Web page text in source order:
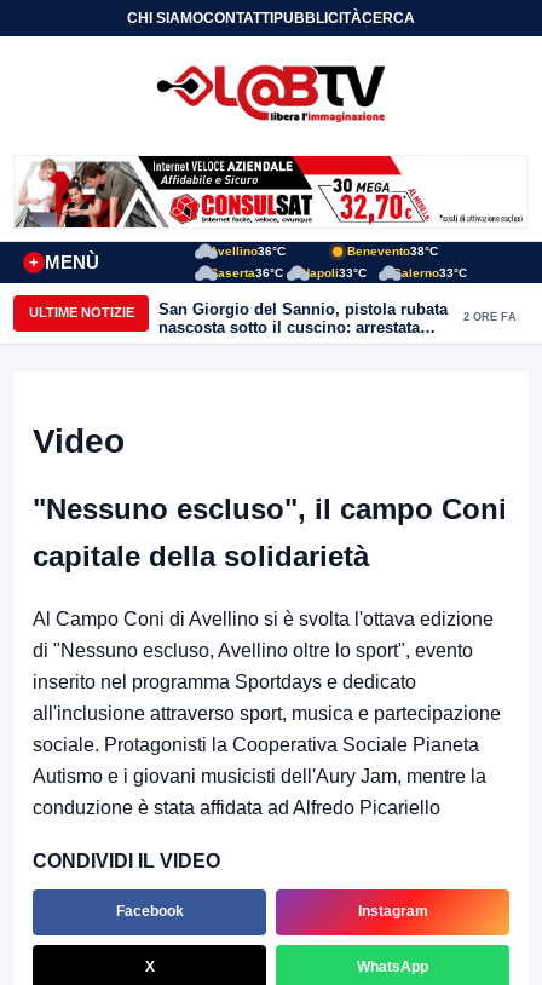
CHI SIAMOCONTATTIPUBBLICITÀCERCA
MENÙ
+
Avellino36°C Benevento38°C
Caserta36°C Napoli33°C Salerno33°C
ULTIME NOTIZIE
San Giorgio del Sannio, pistola rubata
nascosta sotto il cuscino: arrestata
51enne
2 ORE FA
Video
"Nessuno escluso", il campo Coni
capitale della solidarietà
Al Campo Coni di Avellino si è svolta l'ottava edizione
di "Nessuno escluso, Avellino oltre lo sport", evento
inserito nel programma Sportdays e dedicato
all'inclusione attraverso sport, musica e partecipazione
sociale. Protagonisti la Cooperativa Sociale Pianeta
Autismo e i giovani musicisti dell'Aury Jam, mentre la
conduzione è stata affidata ad Alfredo Picariello
CONDIVIDI IL VIDEO
Facebook Instagram
X WhatsApp